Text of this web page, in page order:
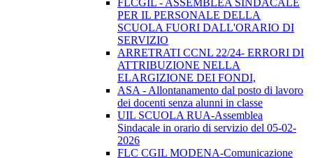
FLCGIL - ASSEMBLEA SINDACALE
PER IL PERSONALE DELLA
SCUOLA FUORI DALL'ORARIO DI
SERVIZIO
ARRETRATI CCNL 22/24- ERRORI DI
ATTRIBUZIONE NELLA
ELARGIZIONE DEI FONDI,
ASA - Allontanamento dal posto di lavoro
dei docenti senza alunni in classe
UIL SCUOLA RUA-Assemblea
Sindacale in orario di servizio del 05-02-
2026
FLC CGIL MODENA-Comunicazione